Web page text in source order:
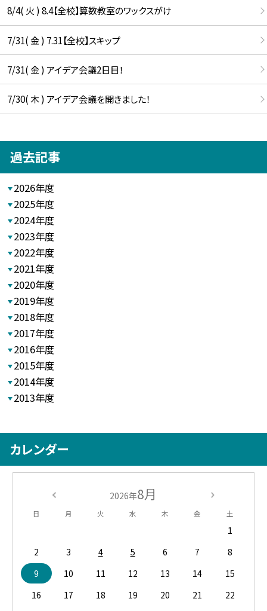
8/4( 火 ) 8.4【全校】算数教室のワックスがけ
7/31( 金 ) 7.31【全校】スキップ
7/31( 金 ) アイデア会議2日目！
7/30( 木 ) アイデア会議を開きました！
過去記事
2026年度
2025年度
2024年度
2023年度
2022年度
2021年度
2020年度
2019年度
2018年度
2017年度
2016年度
2015年度
2014年度
2013年度
カレンダー
2026年8月
日 月 火 水 木 金 土
1
2
3 4 5 6 7
8
9
10 11 12 13 14
15
16
17 18 19 20 21
22